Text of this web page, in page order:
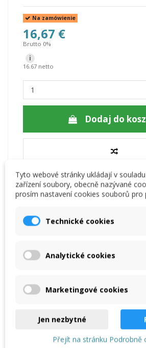
Na zamówienie
16,67 €
Brutto 0%
i
16.67 netto
Dodaj do
Opis
Komentarze
Wkręt samogwintujący do płyt
4,2 x 13 mm
Tyto webové stránky ukládají v
zařízení soubory, obecně nazývané
prosím nastavení cookies souborů pro
Technické cookies
Analytické cookies
Marketingové cookies
Jen nezbytné
Přejít na stránku Podrobně